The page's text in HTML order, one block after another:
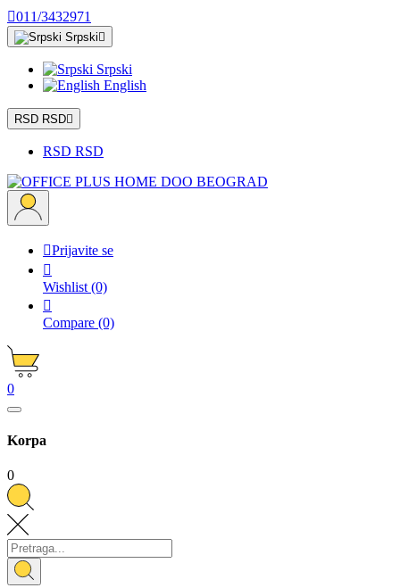
011/3432971
Srpski 
Srpski
English
RSD RSD
RSD RSD
Prijavite se

Wishlist (0)

Compare (0)
0
Korpa
0